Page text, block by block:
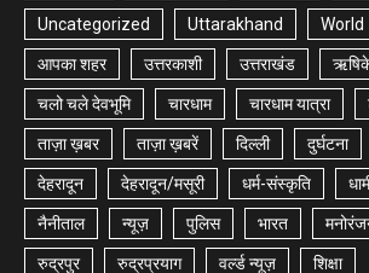
Uncategorized Uttarakhand World
आपका शहर उत्तरकाशी उत्तराखंड
चलो चले देवभूमि चारधाम चारधाम यात्रा
ताज़ा ख़बर ताज़ा ख़बरें दिल्ली दुर्घटना
देहरादून देहरादून/मसूरी धर्म-संस्कृति
नैनीताल न्यूज़ पुलिस भारत
रुद्रपुर रुद्रप्रयाग वर्ल्ड न्यूज़ शिक्षा